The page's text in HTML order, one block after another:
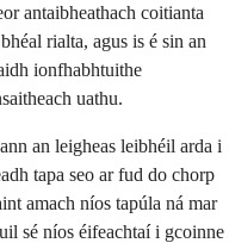
antaibheathach coitianta
rialta, agus is é sin an
ionfhabhtuithe
uathu.
an leigheas leibhéil arda i
tapa seo ar fud do chorp
amach níos tapúla ná mar
sé níos éifeachtaí i gcoinne